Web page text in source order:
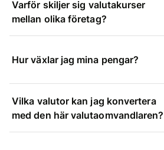
Varför skiljer sig valutakurser
mellan olika företag?
Hur växlar jag mina pengar?
Vilka valutor kan jag konvertera
med den här valutaomvandlaren?